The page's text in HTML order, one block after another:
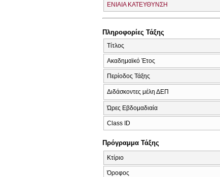
ΕΝΙΑΙΑ ΚΑΤΕΥΘΥΝΣΗ
Πληροφορίες Τάξης
Τίτλος
Ακαδημαϊκό Έτος
Περίοδος Τάξης
Διδάσκοντες μέλη ΔΕΠ
Ώρες Εβδομαδιαία
Class ID
Πρόγραμμα Τάξης
Κτίριο
Όροφος